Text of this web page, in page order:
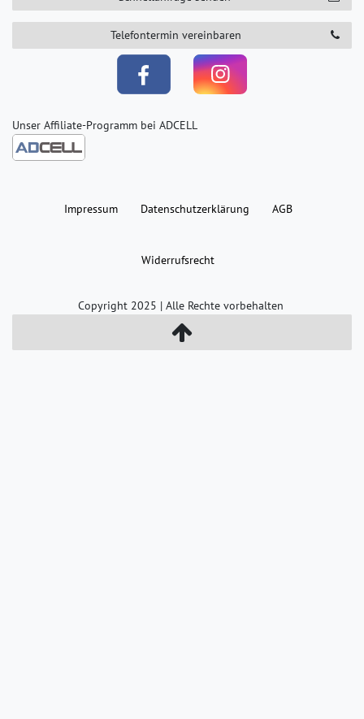
Telefontermin vereinbaren
Unser Affiliate-Programm bei ADCELL
Impressum Daten­schutz­erklärung AGB
Widerrufs­recht
Copyright 2025 | Alle Rechte vorbehalten